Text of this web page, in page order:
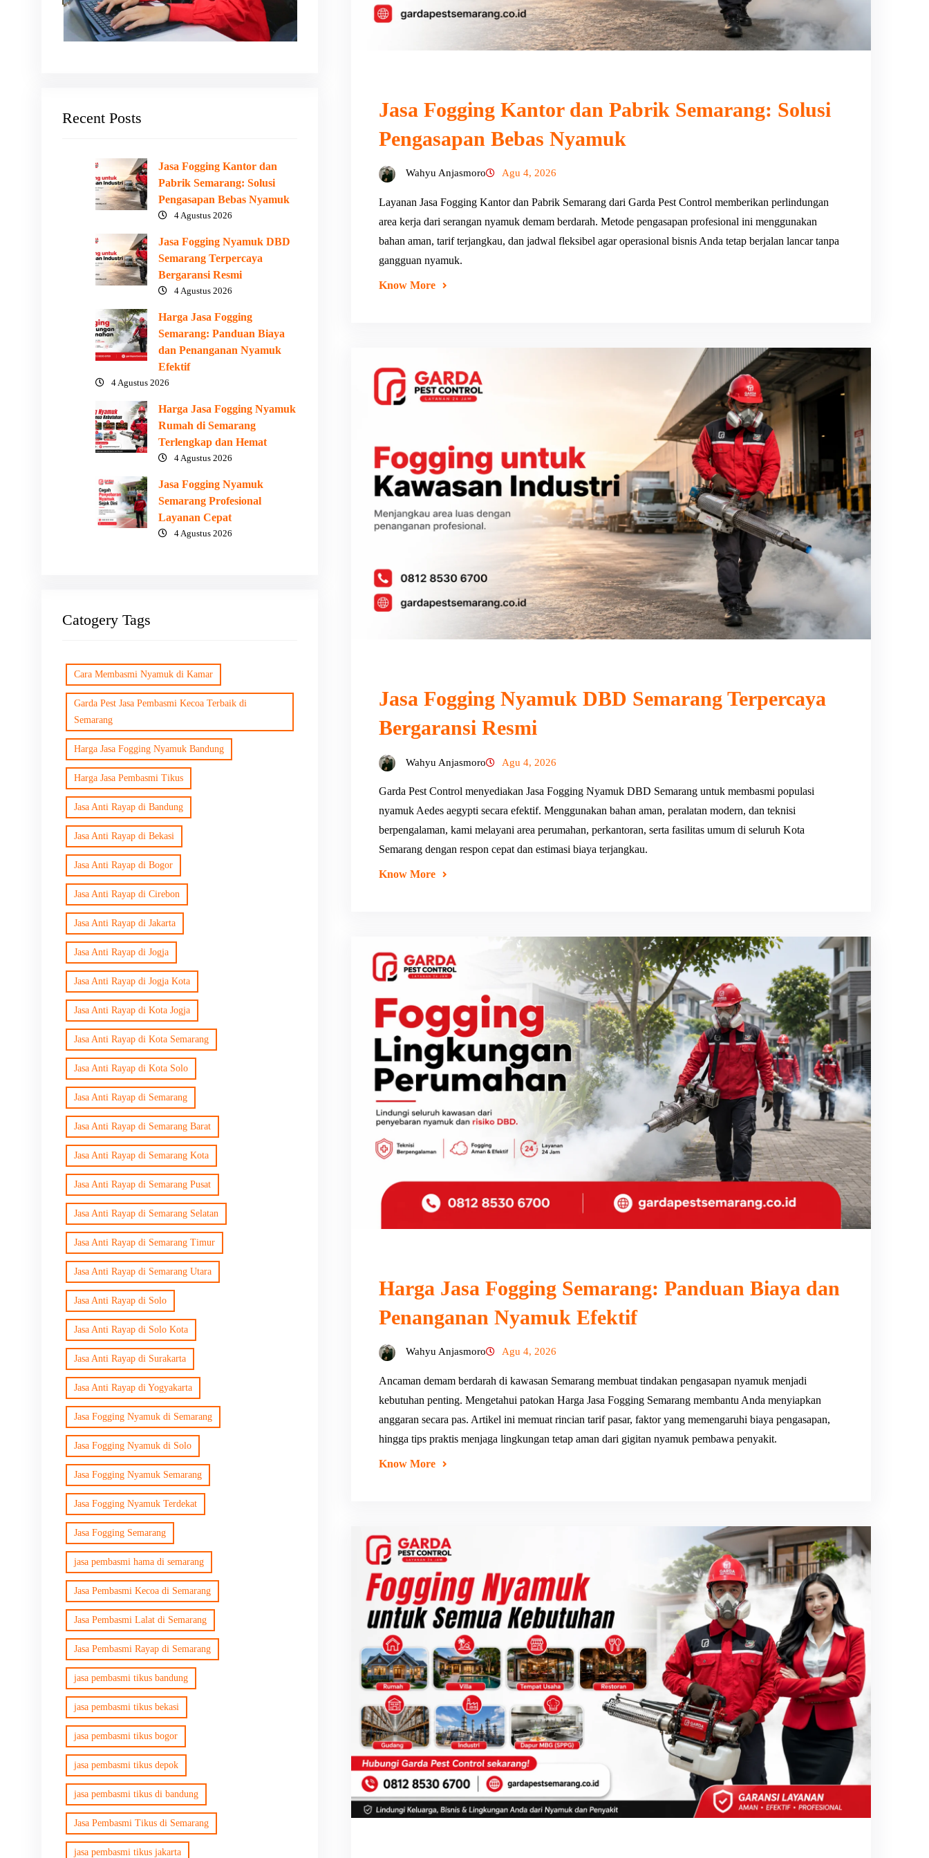
Recent Posts
Jasa Fogging Kantor dan
Pabrik Semarang: Solusi
Pengasapan Bebas Nyamuk
4 Agustus 2026
Jasa Fogging Nyamuk DBD
Semarang Terpercaya
Bergaransi Resmi
4 Agustus 2026
Harga Jasa Fogging
Semarang: Panduan Biaya
dan Penanganan Nyamuk
Efektif
4 Agustus 2026
Harga Jasa Fogging Nyamuk
Rumah di Semarang
Terlengkap dan Hemat
4 Agustus 2026
Jasa Fogging Nyamuk
Semarang Profesional
Layanan Cepat
4 Agustus 2026
Catogery Tags
Cara Membasmi Nyamuk di Kamar
Garda Pest Jasa Pembasmi Kecoa Terbaik di
Semarang
Harga Jasa Fogging Nyamuk Bandung
Harga Jasa Pembasmi Tikus
Jasa Anti Rayap di Bandung
Jasa Anti Rayap di Bekasi
Jasa Anti Rayap di Bogor
Jasa Anti Rayap di Cirebon
Jasa Anti Rayap di Jakarta
Jasa Anti Rayap di Jogja
Jasa Anti Rayap di Jogja Kota
Jasa Anti Rayap di Kota Jogja
Jasa Anti Rayap di Kota Semarang
Jasa Anti Rayap di Kota Solo
Jasa Anti Rayap di Semarang
Jasa Anti Rayap di Semarang Barat
Jasa Anti Rayap di Semarang Kota
Jasa Anti Rayap di Semarang Pusat
Jasa Anti Rayap di Semarang Selatan
Jasa Anti Rayap di Semarang Timur
Jasa Anti Rayap di Semarang Utara
Jasa Anti Rayap di Solo
Jasa Anti Rayap di Solo Kota
Jasa Anti Rayap di Surakarta
Jasa Anti Rayap di Yogyakarta
Jasa Fogging Nyamuk di Semarang
Jasa Fogging Nyamuk di Solo
Jasa Fogging Nyamuk Semarang
Jasa Fogging Nyamuk Terdekat
Jasa Fogging Semarang
jasa pembasmi hama di semarang
Jasa Pembasmi Kecoa di Semarang
Jasa Pembasmi Lalat di Semarang
Jasa Pembasmi Rayap di Semarang
jasa pembasmi tikus bandung
jasa pembasmi tikus bekasi
jasa pembasmi tikus bogor
jasa pembasmi tikus depok
jasa pembasmi tikus di bandung
Jasa Pembasmi Tikus di Semarang
jasa pembasmi tikus jakarta
Jasa Fogging Kantor dan Pabrik Semarang: Solusi
Pengasapan Bebas Nyamuk
Wahyu Anjasmoro Agu 4, 2026
Layanan Jasa Fogging Kantor dan Pabrik Semarang dari Garda Pest Control memberikan perlindungan
area kerja dari serangan nyamuk demam berdarah. Metode pengasapan profesional ini menggunakan
bahan aman, tarif terjangkau, dan jadwal fleksibel agar operasional bisnis Anda tetap berjalan lancar tanpa
gangguan nyamuk.
Know More
Jasa Fogging Nyamuk DBD Semarang Terpercaya
Bergaransi Resmi
Wahyu Anjasmoro Agu 4, 2026
Garda Pest Control menyediakan Jasa Fogging Nyamuk DBD Semarang untuk membasmi populasi
nyamuk Aedes aegypti secara efektif. Menggunakan bahan aman, peralatan modern, dan teknisi
berpengalaman, kami melayani area perumahan, perkantoran, serta fasilitas umum di seluruh Kota
Semarang dengan respon cepat dan estimasi biaya terjangkau.
Know More
Harga Jasa Fogging Semarang: Panduan Biaya dan
Penanganan Nyamuk Efektif
Wahyu Anjasmoro Agu 4, 2026
Ancaman demam berdarah di kawasan Semarang membuat tindakan pengasapan nyamuk menjadi
kebutuhan penting. Mengetahui patokan Harga Jasa Fogging Semarang membantu Anda menyiapkan
anggaran secara pas. Artikel ini memuat rincian tarif pasar, faktor yang memengaruhi biaya pengasapan,
hingga tips praktis menjaga lingkungan tetap aman dari gigitan nyamuk pembawa penyakit.
Know More